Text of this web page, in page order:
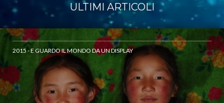
ULTIMI ARTICOLI
2015 - E GUARDO IL MONDO DA UN DISPLAY